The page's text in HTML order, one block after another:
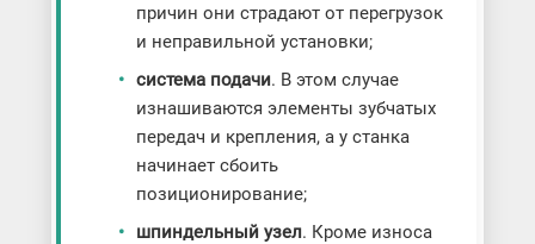
причин они страдают от перегрузок
и неправильной установки;
система подачи. В этом случае
изнашиваются элементы зубчатых
передач и крепления, а у станка
начинает сбоить
позиционирование;
шпиндельный узел. Кроме износа